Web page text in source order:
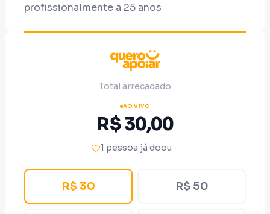
profissionalmente a 25 anos
Kassius klay,pai, avó um cara totalmente
família e amigo dos amigos
Total arrecadado
AO VIVO
R$ 30,00
1 pessoa já doou
R$ 30 R$ 50